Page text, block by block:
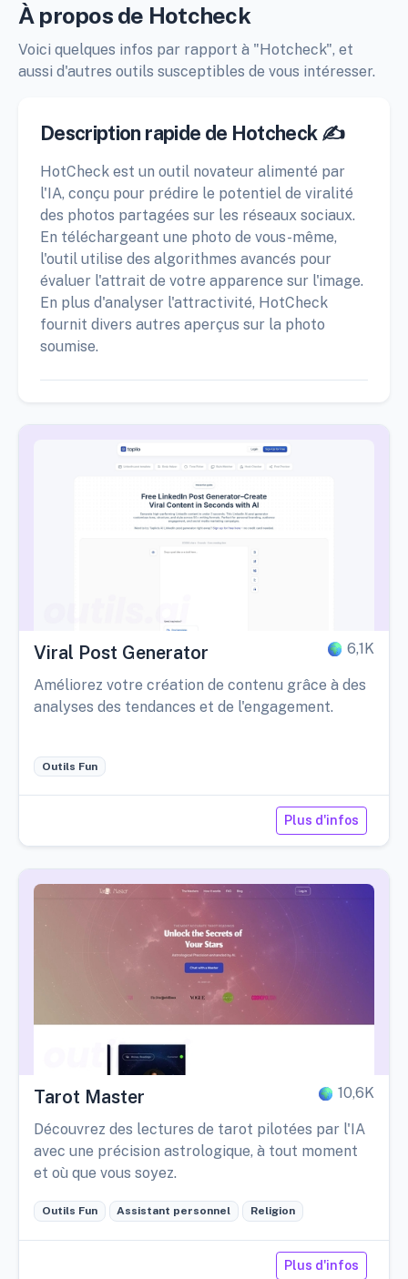
À propos de Hotcheck
Voici quelques infos par rapport à "Hotcheck", et
aussi d'autres outils susceptibles de vous intéresser.
Description rapide de Hotcheck ✍️
HotCheck est un outil novateur alimenté par
l'IA, conçu pour prédire le potentiel de viralité
des photos partagées sur les réseaux sociaux.
En téléchargeant une photo de vous-même,
l'outil utilise des algorithmes avancés pour
évaluer l'attrait de votre apparence sur l'image.
En plus d'analyser l'attractivité, HotCheck
fournit divers autres aperçus sur la photo
soumise.
Viral Post Generator 6,1K
Améliorez votre création de contenu grâce à des
analyses des tendances et de l'engagement.
Outils Fun
Plus d'infos
Tarot Master 10,6K
Découvrez des lectures de tarot pilotées par l'IA
avec une précision astrologique, à tout moment
et où que vous soyez.
Outils Fun Assistant personnel Religion
Plus d'infos